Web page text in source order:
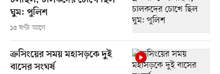
ঘুম: পুলিশ
১৫ ঘণ্টা আগে
ক্রসিংয়ের সময় মহাসড়কে দুই
বাসের সংঘর্ষ